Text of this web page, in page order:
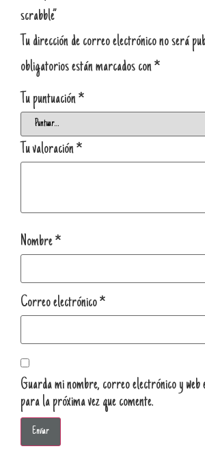
scrabble”
Tu dirección de correo electrónico no será
obligatorios están marcados con*
Tu puntuación*
Tu valoración*
Nombre*
Correo electrónico*
Guarda mi nombre, correo electrónico y web
para la próxima vez que comente.